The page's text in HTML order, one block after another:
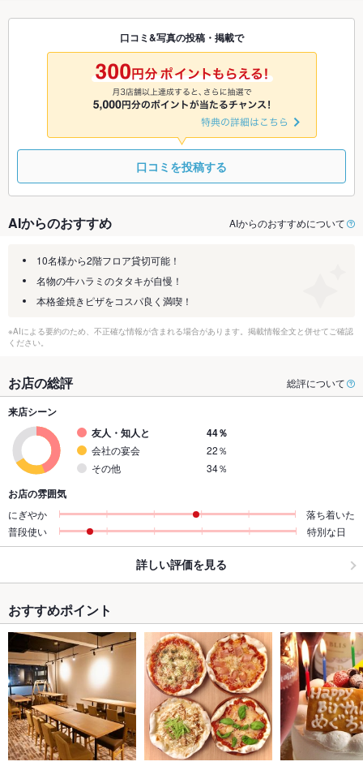
8/27 8/28 8/29
◎
8/30
◎
8/31
◎
9/1 9/2
9/5
◎
9/6
◎
9/7
◎
口コミ&写真の投稿・掲載で
口コミを投稿する
AIからのおすすめ AIからのおすすめについて
10名様から2階フロア貸切可能！
名物の牛ハラミのタタキが自慢！
本格釜焼きピザをコスパ良く満喫！
※AIによる要約のため、不正確な情報が含まれる場合があります。掲載情報全文と併せてご確認
ください。
お店の総評 総評について
来店シーン
友人・知人と
44％
会社の宴会
22％
その他
34％
お店の雰囲気
にぎやか
落ち着いた
普段使い
特別な日
詳しい評価を見る
おすすめポイント